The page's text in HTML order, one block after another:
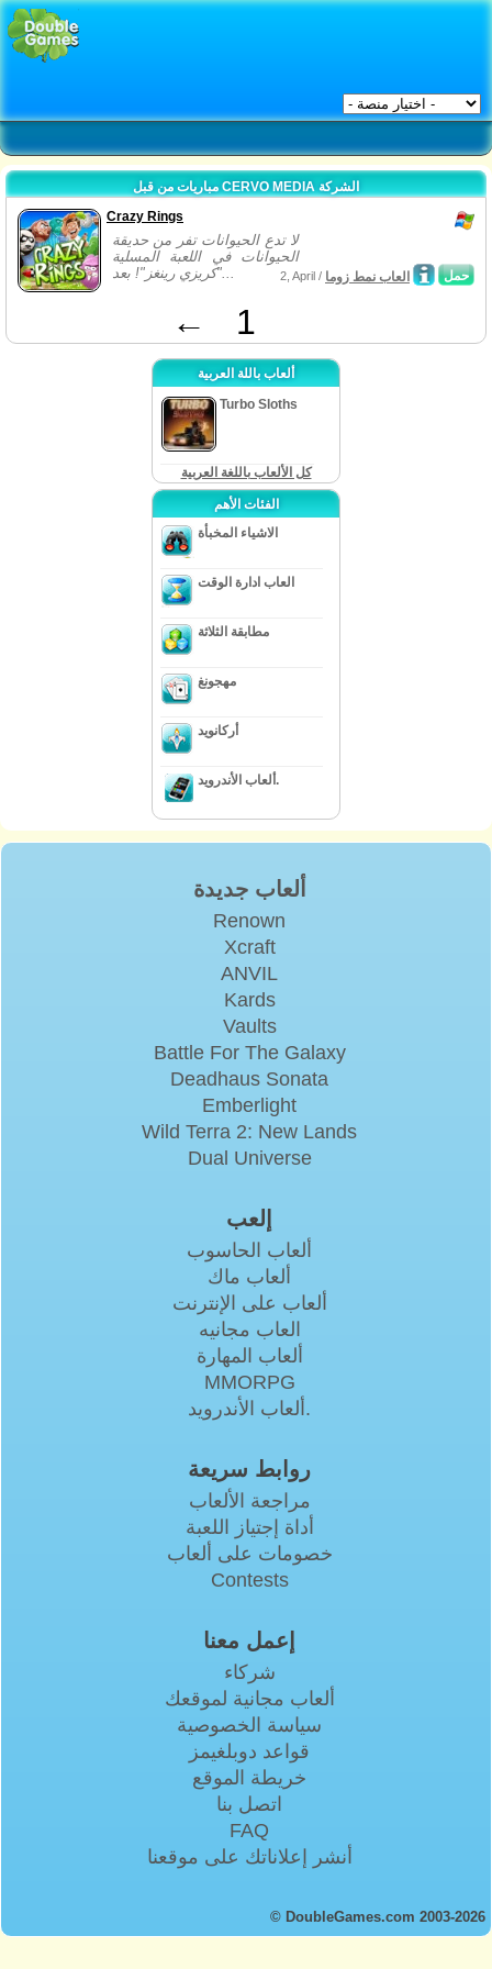
مباريات من قبل CERVO MEDIA الشركة
Crazy Rings
لا تدع الحيوانات تفر من حديقة
الحيوانات في اللعبة المسلية
"كريزي رينغز"! بعد...
حمل 2, April / العاب نمط زوما
← 1
ألعاب باللة العربية
Turbo Sloths
كل الألعاب باللغة العربية
الفئات الأهم
الاشياء المخبأة
العاب ادارة الوقت
مطابقة الثلاثة
مهجونغ
أركانويد
ألعاب الأندرويد.
ألعاب جديدة
Renown
Xcraft
ANVIL
Kards
Vaults
Battle For The Galaxy
Deadhaus Sonata
Emberlight
Wild Terra 2: New Lands
Dual Universe
إلعب
ألعاب الحاسوب
ألعاب ماك
ألعاب على الإنترنت
العاب مجانيه
ألعاب المهارة
MMORPG
ألعاب الأندرويد.
روابط سريعة
مراجعة الألعاب
أداة إجتياز اللعبة
خصومات على ألعاب
Contests
إعمل معنا
شركاء
ألعاب مجانية لموقعك
سياسة الخصوصية
قواعد دوبلغيمز
خريطة الموقع
اتصل بنا
FAQ
أنشر إعلاناتك على موقعنا
© DoubleGames.com 2003-2026